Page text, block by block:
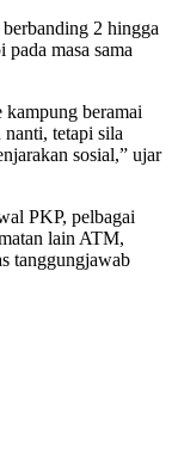
2 hingga
masa sama
kampung beramai
tetapi sila
sosial,” ujar
PKP, pelbagai
lain ATM,
tanggungjawab